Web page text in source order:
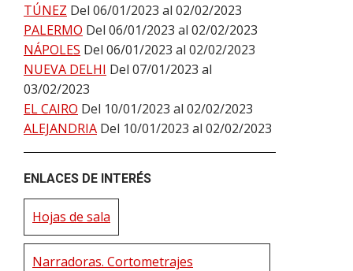
TÚNEZ Del 06/01/2023 al 02/02/2023
PALERMO Del 06/01/2023 al 02/02/2023
NÁPOLES Del 06/01/2023 al 02/02/2023
NUEVA DELHI Del 07/01/2023 al
03/02/2023
EL CAIRO Del 10/01/2023 al 02/02/2023
ALEJANDRIA Del 10/01/2023 al 02/02/2023
ENLACES DE INTERÉS
Hojas de sala
Narradoras. Cortometrajes